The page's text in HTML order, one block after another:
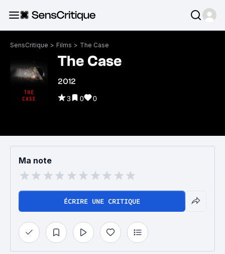
SensCritique > Films > The Case
The Case
2012
3 0 0
Ma note
ÉCRIRE UNE CRITIQUE